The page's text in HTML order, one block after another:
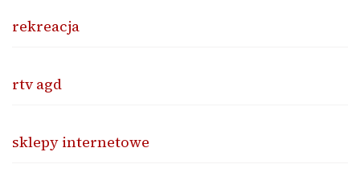
rekreacja
rtv agd
sklepy internetowe